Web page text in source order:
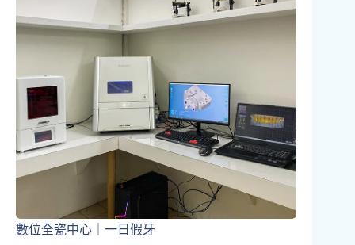
數位全瓷中心｜一日假牙